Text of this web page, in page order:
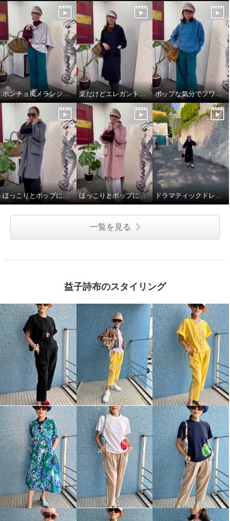
ポンチョ風メランジニットストール 楽だけどエレガントスタイル ポップな気分でフワモコパーカー
ほっこりとポップに冬を楽しことむコートスタイル ほっこりとポップに冬を楽しことむコートスタイル ドラマティックドレスで秋を楽しむ
一覧を見る
益子詩布のスタイリング